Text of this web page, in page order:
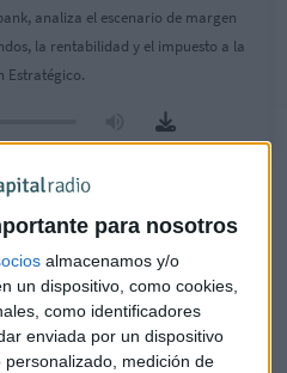
para nosotros
almacenamos y/o
un dispositivo, como cookies,
como identificadores
enviada por un dispositivo
medición de
analiza el escenario de margen
la rentabilidad y el impuesto a la
Estratégico.
de unos
margen para crecer en el
la jubilación en el
Gortázarinsiste en que el
lacomprade otras
Europa, porque no ve que se
de valor.